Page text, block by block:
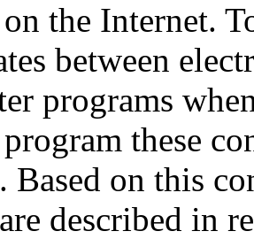
the Internet.
between
programs
these
Based on this
described in